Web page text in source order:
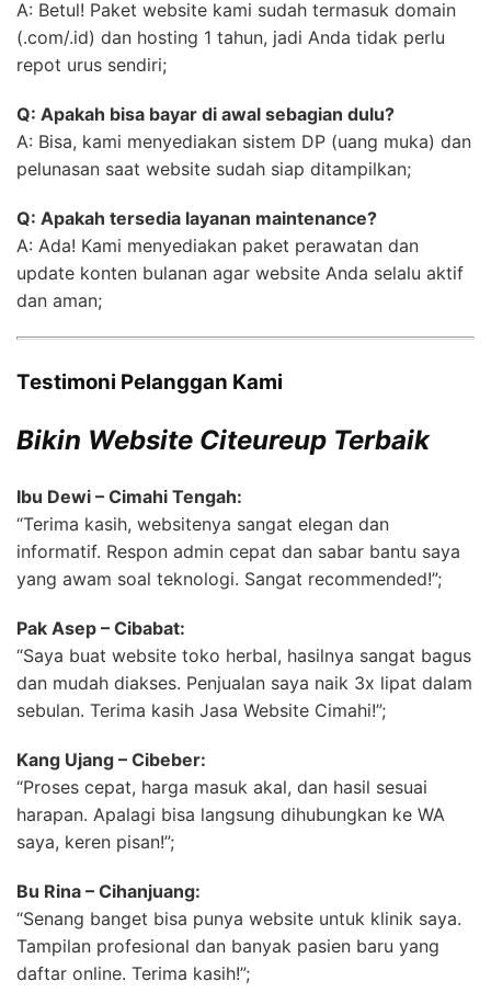
A: Betul! Paket website kami sudah termasuk domain
(.com/.id) dan hosting 1 tahun, jadi Anda tidak perlu
repot urus sendiri;
Q: Apakah bisa bayar di awal sebagian dulu?
A: Bisa, kami menyediakan sistem DP (uang muka) dan
pelunasan saat website sudah siap ditampilkan;
Q: Apakah tersedia layanan maintenance?
A: Ada! Kami menyediakan paket perawatan dan
update konten bulanan agar website Anda selalu aktif
dan aman;
Testimoni Pelanggan Kami
Bikin Website Citeureup Terbaik
Ibu Dewi – Cimahi Tengah:
“Terima kasih, websitenya sangat elegan dan
informatif. Respon admin cepat dan sabar bantu saya
yang awam soal teknologi. Sangat recommended!”;
Pak Asep – Cibabat:
“Saya buat website toko herbal, hasilnya sangat bagus
dan mudah diakses. Penjualan saya naik 3x lipat dalam
sebulan. Terima kasih Jasa Website Cimahi!”;
Kang Ujang – Cibeber:
“Proses cepat, harga masuk akal, dan hasil sesuai
harapan. Apalagi bisa langsung dihubungkan ke WA
saya, keren pisan!”;
Bu Rina – Cihanjuang:
“Senang banget bisa punya website untuk klinik saya.
Tampilan profesional dan banyak pasien baru yang
daftar online. Terima kasih!”;